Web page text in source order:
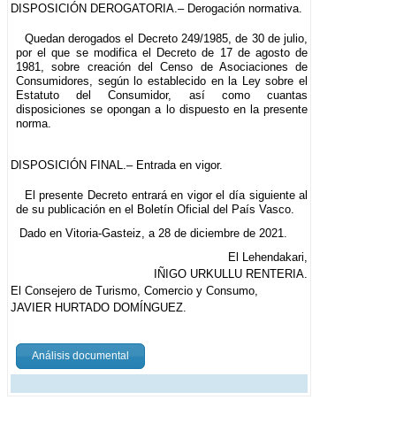
DISPOSICIÓN DEROGATORIA.– Derogación normativa.
Quedan derogados el Decreto 249/1985, de 30 de julio,
por el que se modifica el Decreto de 17 de agosto de
1981, sobre creación del Censo de Asociaciones de
Consumidores, según lo establecido en la Ley sobre el
Estatuto del Consumidor, así como cuantas
disposiciones se opongan a lo dispuesto en la presente
norma.
DISPOSICIÓN FINAL.– Entrada en vigor.
El presente Decreto entrará en vigor el día siguiente al
de su publicación en el Boletín Oficial del País Vasco.
Dado en Vitoria-Gasteiz, a 28 de diciembre de 2021.
El Lehendakari,
IÑIGO URKULLU RENTERIA.
El Consejero de Turismo, Comercio y Consumo,
JAVIER HURTADO DOMÍNGUEZ.
Análisis documental